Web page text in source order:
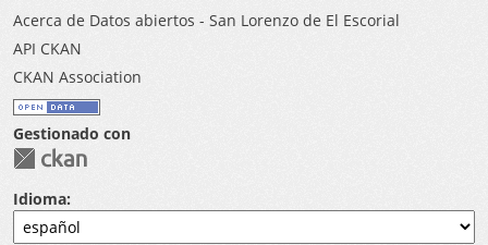
Acerca de Datos abiertos - San Lorenzo de El Escorial
API CKAN
CKAN Association
Gestionado con
Idioma